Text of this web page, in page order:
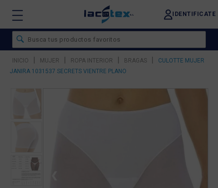
IDENTIFICATE
INICIO | MUJER | ROPA INTERIOR | BRAGAS |
CULOTTE MUJER
JANIRA 1031537 SECRETS VIENTRE PLANO